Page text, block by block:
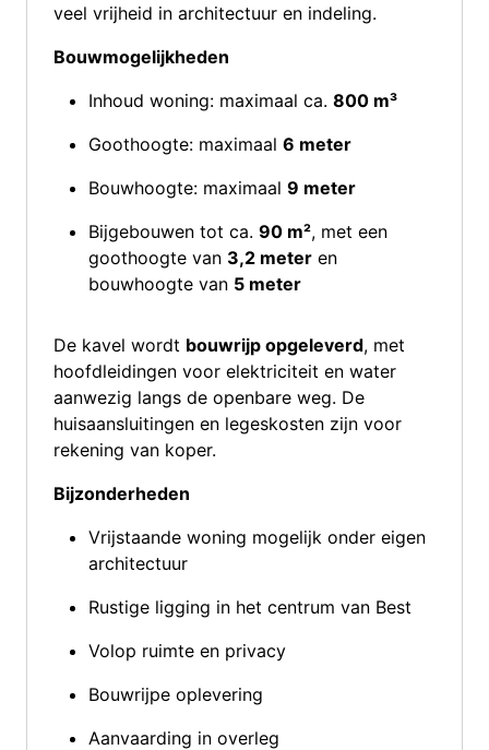
veel vrijheid in architectuur en indeling.
Bouwmogelijkheden
Inhoud woning: maximaal ca. 800 m³
Goothoogte: maximaal 6 meter
Bouwhoogte: maximaal 9 meter
Bijgebouwen tot ca. 90 m², met een
goothoogte van 3,2 meter en
bouwhoogte van 5 meter
De kavel wordt bouwrijp opgeleverd, met
hoofdleidingen voor elektriciteit en water
aanwezig langs de openbare weg. De
huisaansluitingen en legeskosten zijn voor
rekening van koper.
Bijzonderheden
Vrijstaande woning mogelijk onder eigen
architectuur
Rustige ligging in het centrum van Best
Volop ruimte en privacy
Bouwrijpe oplevering
Aanvaarding in overleg